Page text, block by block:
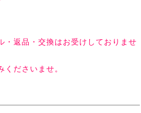
・返品・交換はお受けしておりませ
くださいませ。